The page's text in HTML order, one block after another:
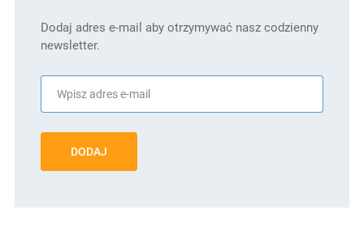
Dodaj adres e-mail aby otrzymywać nasz codzienny
newsletter.
DODAJ